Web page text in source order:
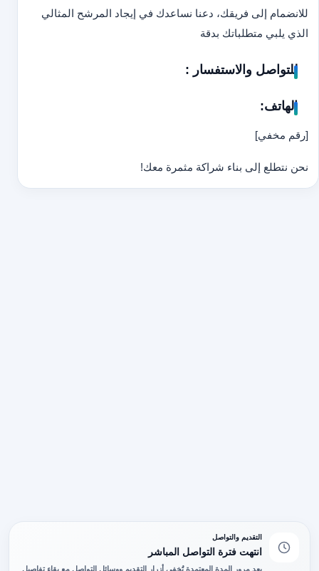
للانضمام إلى فريقك، دعنا نساعدك في إيجاد المرشح المثالي
الذي يلبي متطلباتك بدقة
للتواصل والاستفسار :
الهاتف:
[رقم مخفي]
نحن نتطلع إلى بناء شراكة مثمرة معك!
التقديم والتواصل
انتهت فترة التواصل المباشر
بعد مرور المدة المعتمدة تُخفى أزرار التقديم ووسائل التواصل مع بقاء تفاصيل